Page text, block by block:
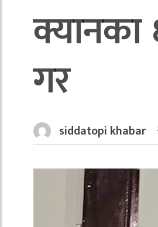
क्यानका
गर
siddatopi khabar